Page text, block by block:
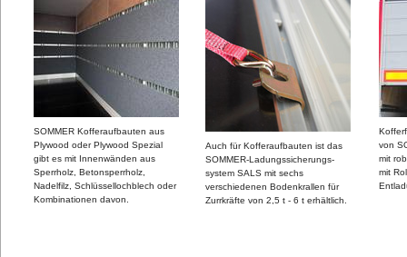
SOMMER Kofferaufbauten aus
Plywood oder Plywood Spezial
gibt es mit Innenwänden aus
Sperrholz, Betonsperrholz,
Nadelfilz, Schlüssellochblech oder
Kombinationen davon.
Auch für Kofferaufbauten ist das
SOMMER-Ladungssicherungs-
system SALS mit sechs
verschiedenen Bodenkrallen für
Zurrkräfte von 2,5 t - 6 t erhältlich.
von
mit
mit